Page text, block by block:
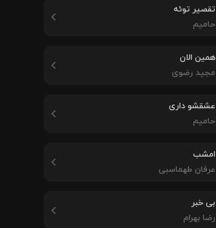
تقصیر توئه
حامیم
همین الان
مجید رضوی
عشقشو داری
حامیم
امشب
عرفان طهماسبی
بی خبر
رضا بهرام